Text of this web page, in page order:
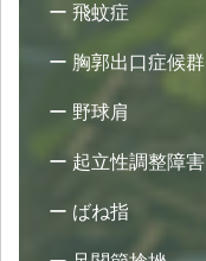
飛蚊症
胸郭出口症候群
野球肩
起立性調整障害
ばね指